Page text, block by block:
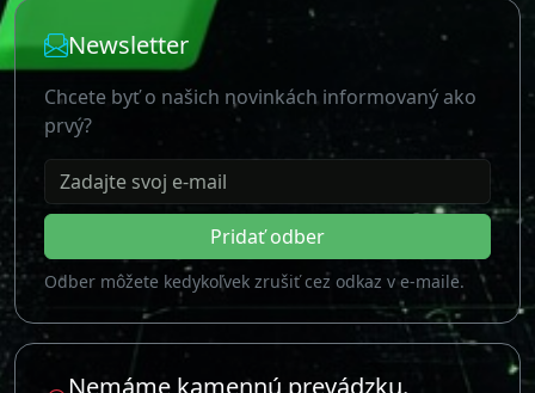
Newsletter
Chcete byť o našich novinkách informovaný ako
prvý?
Zadajte svoj e-mail
Pridať odber
Odber môžete kedykoľvek zrušiť cez odkaz v e-maile.
Nemáme kamennú prevádzku.